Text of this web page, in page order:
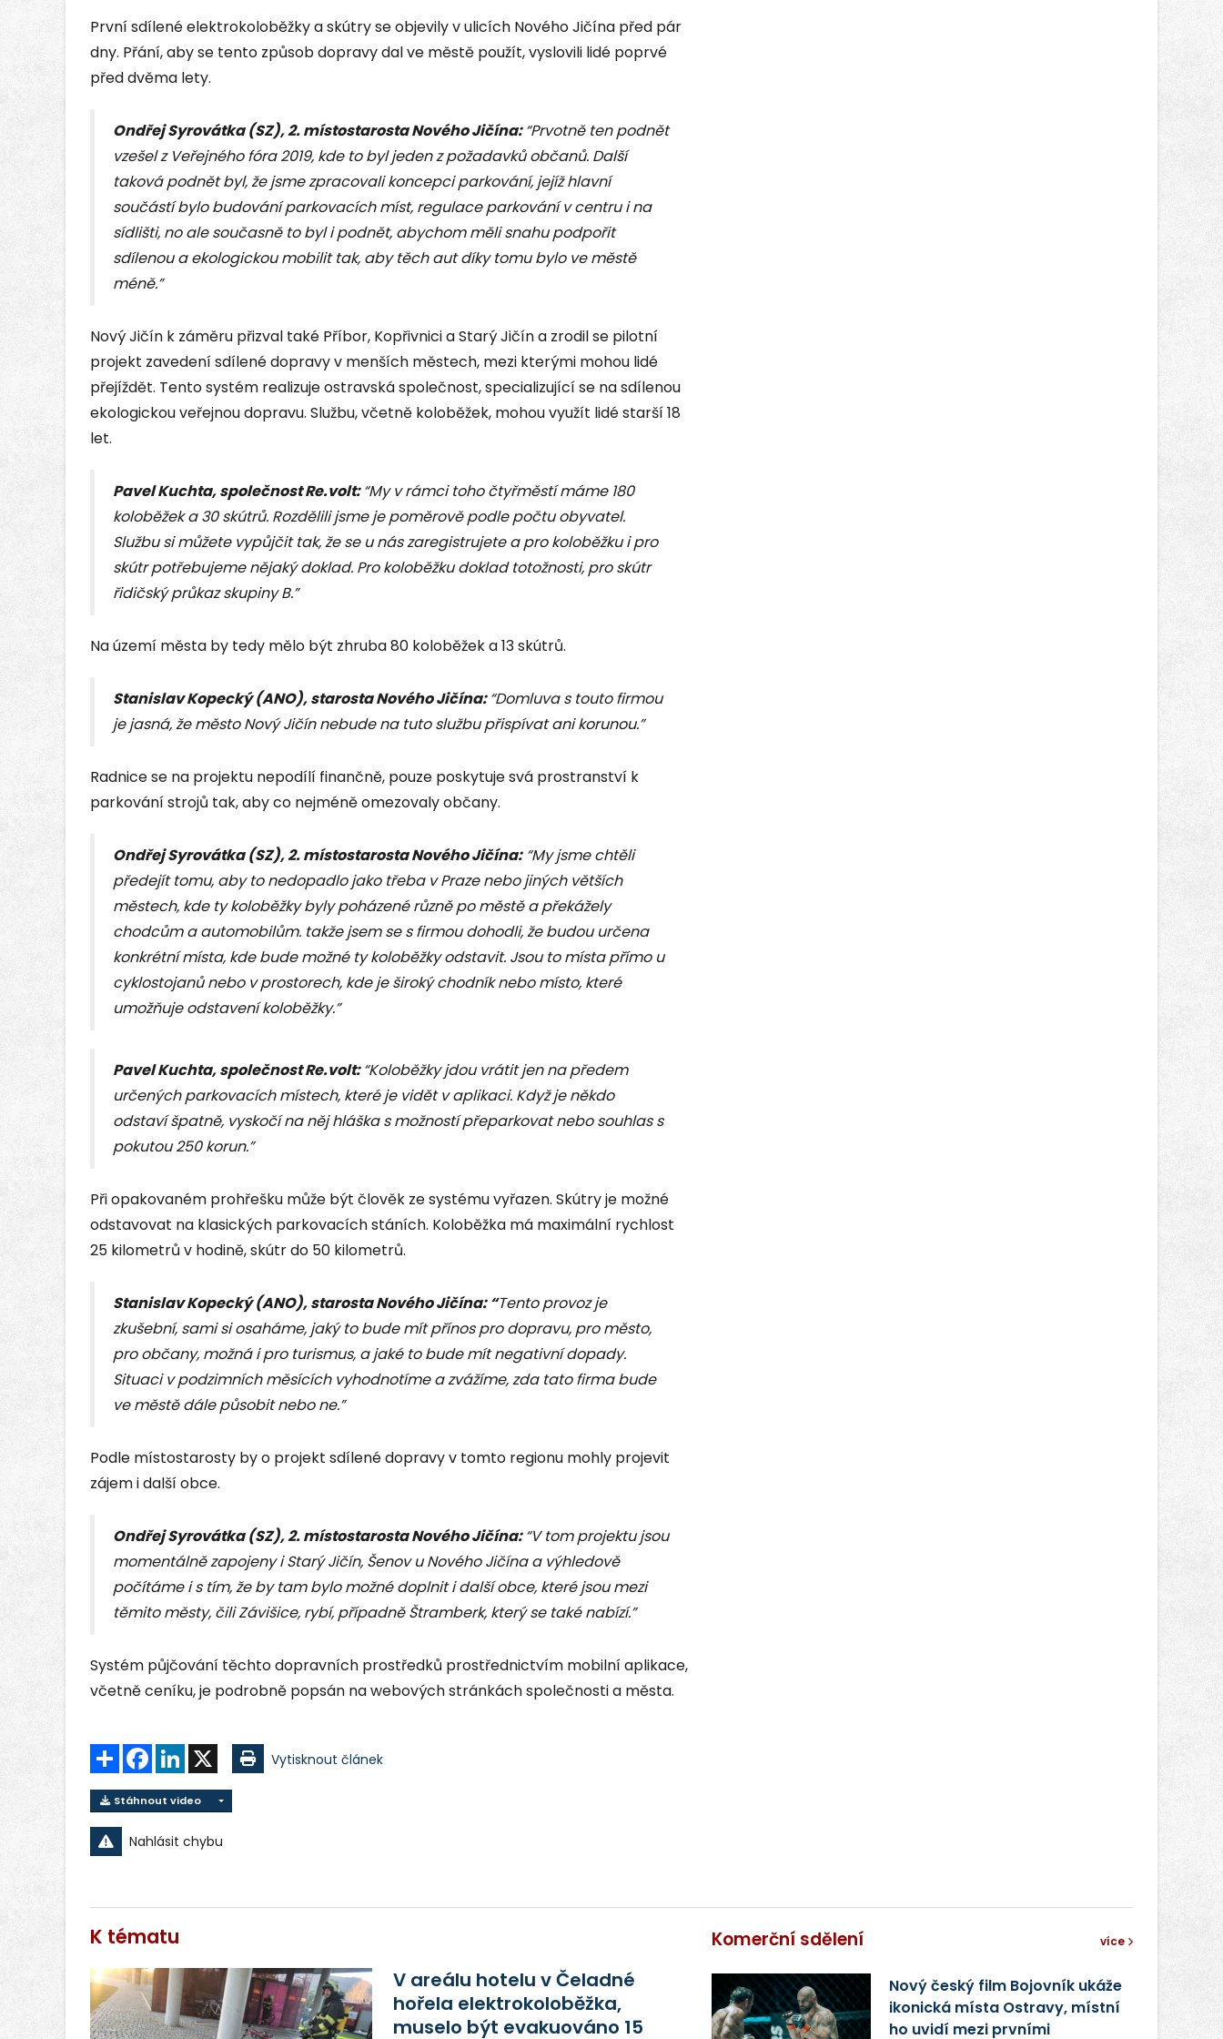
První sdílené elektrokoloběžky a skútry se objevily v ulicích Nového Jičína před pár
dny. Přání, aby se tento způsob dopravy dal ve městě použít, vyslovili lidé poprvé
před dvěma lety.
Ondřej Syrovátka (SZ), 2. místostarosta Nového Jičína:“Prvotně ten podnět
vzešel z Veřejného fóra 2019, kde to byl jeden z požadavků občanů. Další
taková podnět byl, že jsme zpracovali koncepci parkování, jejíž hlavní
součástí bylo budování parkovacích míst, regulace parkování v centru i na
sídlišti, no ale současně to byl i podnět, abychom měli snahu podpořit
sdílenou a ekologickou mobilit tak, aby těch aut díky tomu bylo ve městě
méně.”
Nový Jičín k záměru přizval také Příbor, Kopřivnici a Starý Jičín a zrodil se pilotní
projekt zavedení sdílené dopravy v menších městech, mezi kterými mohou lidé
přejíždět. Tento systém realizuje ostravská společnost, specializující se na sdílenou
ekologickou veřejnou dopravu. Službu, včetně koloběžek, mohou využít lidé starší 18
let.
Pavel Kuchta, společnost Re.volt:“My v rámci toho čtyřměstí máme 180
koloběžek a 30 skútrů. Rozdělili jsme je poměrově podle počtu obyvatel.
Službu si můžete vypůjčit tak, že se u nás zaregistrujete a pro koloběžku i pro
skútr potřebujeme nějaký doklad. Pro koloběžku doklad totožnosti, pro skútr
řidičský průkaz skupiny B.”
Na území města by tedy mělo být zhruba 80 koloběžek a 13 skútrů.
Stanislav Kopecký (ANO), starosta Nového Jičína:“Domluva s touto firmou
je jasná, že město Nový Jičín nebude na tuto službu přispívat ani korunou.”
Radnice se na projektu nepodílí finančně, pouze poskytuje svá prostranství k
parkování strojů tak, aby co nejméně omezovaly občany.
Ondřej Syrovátka (SZ), 2. místostarosta Nového Jičína:“My jsme chtěli
předejít tomu, aby to nedopadlo jako třeba v Praze nebo jiných větších
městech, kde ty koloběžky byly poházené různě po městě a překážely
chodcům a automobilům. takže jsem se s firmou dohodli, že budou určena
konkrétní místa, kde bude možné ty koloběžky odstavit. Jsou to místa přímo u
cyklostojanů nebo v prostorech, kde je široký chodník nebo místo, které
umožňuje odstavení koloběžky.”
Pavel Kuchta, společnost Re.volt:“Koloběžky jdou vrátit jen na předem
určených parkovacích místech, které je vidět v aplikaci. Když je někdo
odstaví špatně, vyskočí na něj hláška s možností přeparkovat nebo souhlas s
pokutou 250 korun.”
Při opakovaném prohřešku může být člověk ze systému vyřazen. Skútry je možné
odstavovat na klasických parkovacích stáních. Koloběžka má maximální rychlost
25 kilometrů v hodině, skútr do 50 kilometrů.
Stanislav Kopecký (ANO), starosta Nového Jičína: “Tento provoz je
zkušební, sami si osaháme, jaký to bude mít přínos pro dopravu, pro město,
pro občany, možná i pro turismus, a jaké to bude mít negativní dopady.
Situaci v podzimních měsících vyhodnotíme a zvážíme, zda tato firma bude
ve městě dále působit nebo ne.”
Podle místostarosty by o projekt sdílené dopravy v tomto regionu mohly projevit
zájem i další obce.
Ondřej Syrovátka (SZ), 2. místostarosta Nového Jičína:“V tom projektu jsou
momentálně zapojeny i Starý Jičín, Šenov u Nového Jičína a výhledově
počítáme i s tím, že by tam bylo možné doplnit i další obce, které jsou mezi
těmito městy, čili Závišice, rybí, případně Štramberk, který se také nabízí.”
Systém půjčování těchto dopravních prostředků prostřednictvím mobilní aplikace,
včetně ceníku, je podrobně popsán na webových stránkách společnosti a města.
Sdílet FacebookLinkedIn Vytisknout článek
Stáhnout video
Nahlásit chybu
K tématu
V areálu hotelu v Čeladné
hořela elektrokoloběžka,
muselo být evakuováno 15
Komerční sdělení více
Nový český film Bojovník ukáže
ikonická místa Ostravy, místní
ho uvidí mezi prvními